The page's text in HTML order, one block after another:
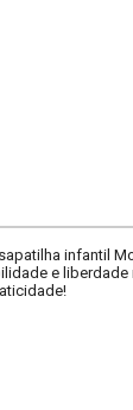
infantil
e